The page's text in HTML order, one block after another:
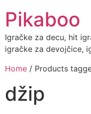
content
Pikaboo
Igračke za decu, hit
igračke za devojčice,
Home / Products
džip